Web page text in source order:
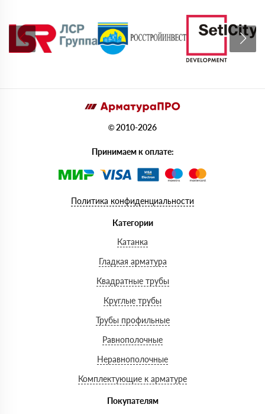
© 2010-2026
Принимаем к оплате:
Политика конфиденциальности
Категории
Катанка
Гладкая арматура
Квадратные трубы
Круглые трубы
Трубы профильные
Равнополочные
Неравнополочные
Комплектующие к арматуре
Покупателям